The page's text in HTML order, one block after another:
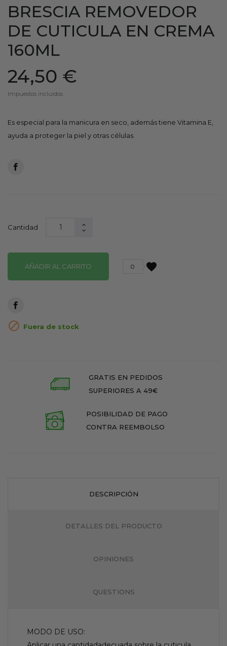
BRESCIA REMOVEDOR
DE CUTICULA EN CREMA
160ML
24,50 €
Impuestos incluidos
Es especial para la manicura en seco, además tiene Vitamina E,
ayuda a proteger la piel y otras células.
Cantidad
AÑADIR AL CARRITO favorite
0
 Fuera de stock
GRATIS EN PEDIDOS
SUPERIORES A 49€
POSIBILIDAD DE PAGO
CONTRA REEMBOLSO
DESCRIPCIÓN
DETALLES DEL PRODUCTO
OPINIONES
QUESTIONS
MODO DE USO: